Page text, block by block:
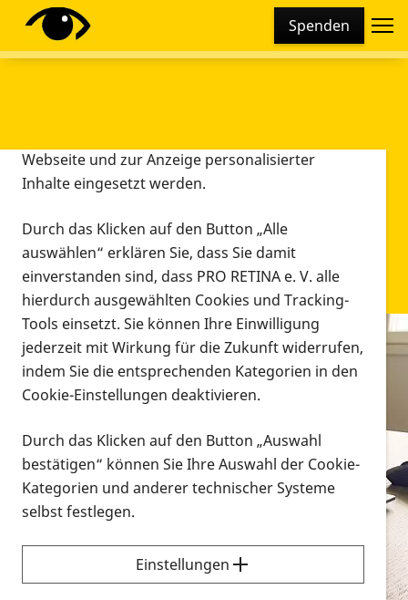
Spenden
Infomaterial
Infomaterial
Vorlesen
Alle Infomaterialien in verschiedenen
Formaten an einem Ort
Sie möchten wissen, wie Sie nach Infonmaterial
suchen und dieses bestellen bzw. herunterladen
können? Schauen Sie sich dieErklärvideos zum
Diese Webseite setzt verschiedene Cookies und
Tracking-Tools ein. Dies beinhaltet Cookies und
Webseite und zur Anzeige personalisierter
Inhalte eingesetzt werden.
Durch das Klicken auf den Button „Alle
auswählen“ erklären Sie, dass Sie damit
einverstanden sind, dass PRO RETINA e. V. alle
hierdurch ausgewählten Cookies und Tracking-
Tools einsetzt. Sie können Ihre Einwilligung
jederzeit mit Wirkung für die Zukunft widerrufen,
indem Sie die entsprechenden Kategorien in den
Cookie-Einstellungen deaktivieren.
Durch das Klicken auf den Button „Auswahl
bestätigen“ können Sie Ihre Auswahl der Cookie-
Kategorien und anderer technischer Systeme
selbst festlegen.
Einstellungen